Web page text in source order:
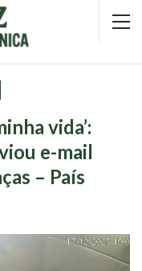
vida’:
e-mail
– País